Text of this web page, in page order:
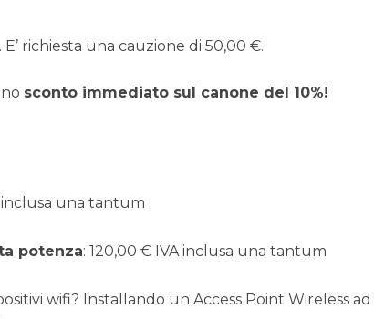
. E’ richiesta una cauzione di 50,00 €.
sconto immediato sul canone del 10%!
inclusa una tantum
potenza: 120,00 € IVA inclusa una tantum
wifi? Installando un Access Point Wireless